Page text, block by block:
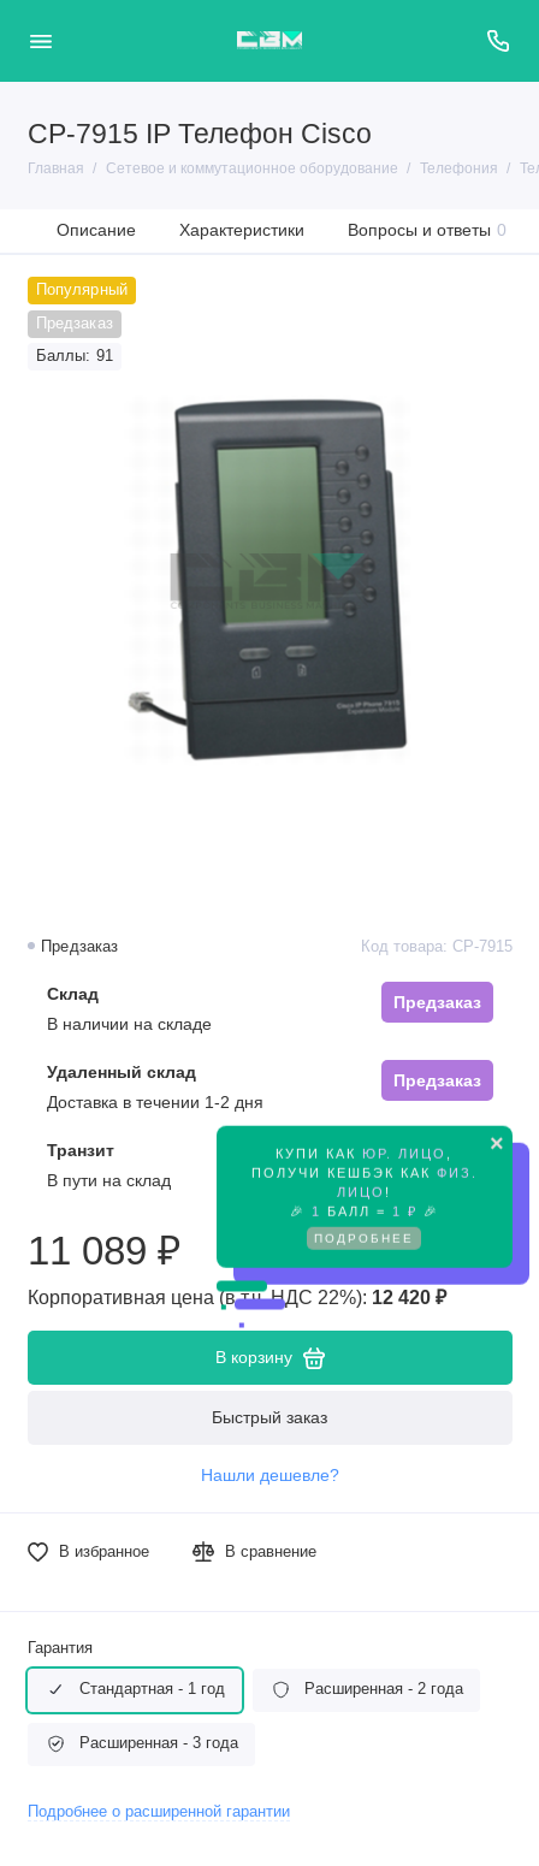
CP-7915 IP Телефон Cisco
Главная Сетевое и коммутационное оборудование Телефония
Описание Характеристики Вопросы и ответы 0
Популярный
Предзаказ
Баллы: 91
×
КУПИ КАК ЮР. ЛИЦО
ПОЛУЧИ КЕШБЭК КАК ФИЗ.
ЛИЦО !
🎉
1 БАЛЛ = 1 ₽ 🎉
ПОДРОБНЕЕ
Предзаказ Код товара: CP-7915
Склад
Предзаказ
В наличии на складе
Удаленный склад
Предзаказ
Доставка в течении 1-2 дня
Транзит
Предзаказ
В пути на склад
11 089 ₽
Корпоративная цена (в т.ч. НДС 22%): 12 420 ₽
В корзину
Быстрый заказ
Нашли дешевле?
В избранное В сравнение
Гарантия
Стандартная - 1 год Расширенная - 2 года
Расширенная - 3 года
Подробнее о расширенной гарантии